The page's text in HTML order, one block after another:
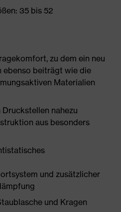
35 bis 52
zu dem ein neu
beiträgt wie die
Materialien
nahezu
aus besonders
und zusätzlicher
und Kragen